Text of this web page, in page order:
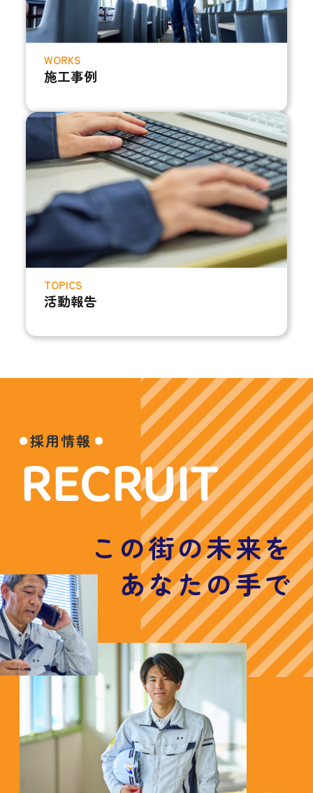
WORKS
施工事例
TOPICS
活動報告
採用情報
RECRUIT
この街の未来を
あなたの手で